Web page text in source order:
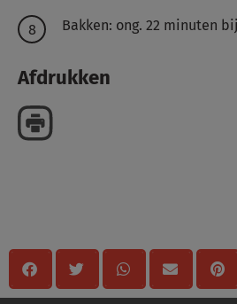
Bakken: ong. 22 minuten
Afdrukken